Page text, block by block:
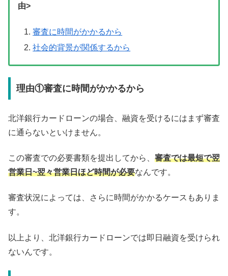
由>
審査に時間がかかるから
社会的背景が関係するから
理由①審査に時間がかかるから
北洋銀行カードローンの場合、融資を受けるにはまず審査
に通らないといけません。
この審査での必要書類を提出してから、 審査では最短で翌
営業日~翌々営業日ほど時間が必要なんです。
審査状況によっては、さらに時間がかかるケースもありま
す。
以上より、北洋銀行カードローンでは即日融資を受けられ
ないんです。